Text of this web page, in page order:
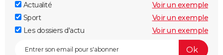
Actualité
Voir un exemple
Sport
Voir un exemple
Les dossiers d'actu
Voir un exemple